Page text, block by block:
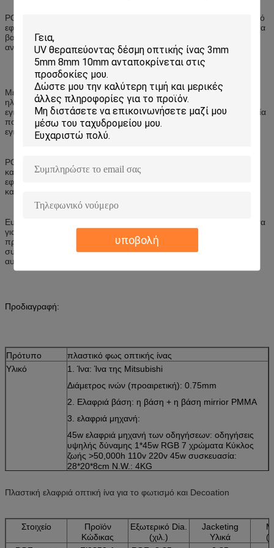
υποβολή
POF ταιριάζει ιδανικά για την επέκταση είτε από έναν επαγγελματικό
εφαρμοστή είτε ένας προσωπικός εφαρμοστής χρησιμοποιώντας τα
βασικά εργαλεία, όπως ένα ψαλίδι είτε ενός κόπτη, και τους
ανέξοδους πλαστικούς συνδετήρες.
Μέσα μιας τα οπτικά μετάδοσης, POF είναι απολύτως άνοσα στον
ηλεκτρικό θόρυβο. Παραδείγματος χάριν, οι υπάρχουσες
εγκαταστάσεις καλωδίων χαλκού δεν θα παρεμποδίσουν τα στοιχεία
που περνούν μέσω των γραμμών POF, έτσι POF μπορεί να
εγκατασταθεί οπουδήποτε δίπλα στην ηλεκτρική τηλεγράφηση.
POF και οι συνδετήρες και η οπτικοηλεκτρονική του είναι
καταναλωτικά μέρη χαμηλότερου κόστους που επιτρέπουν στους
εφαρμοστές για να σώσουν στις δαπάνες και την εγκατάσταση
καλωδίων, καθώς επίσης και το χρόνο δοκιμής και συντήρησης.
Ευρέως χρησιμοποιημένο σε πάνω από 20 εκατομμύριο αυτοκίνητα
για τα δίκτυα infotainment, POF είναι μέρος των αυτοκίνητων
προτύπων, προσανατολισμένη προς το MEDIA μεταφορά
συστημάτων για μετάδοση μεγάλων στοιχείων στα δίκτυα
αυτοκινήτων.
Προδιαγραφή:
Πρότυπο
πλαστικό φως οπτικής ίνας
Υλικό
1. Ίνα: Ίνα της Mitsubishi
Διάμετρος ινών (προαιρετική): 0.75mm
2. Ελαφριά βάση: η βάση + η βάση mirrior PMMA
3. ελαφριά μηχανή:
45w ελαφριά μηχανή των οδηγήσεων: οδηγήσεις
υψηλής δύναμης 1*45w RGB 7 χρώματα Κύκλος
ζωής >50,000h 110v 220v 45w συσκευασία:
28*20*8cm N.W.: 4KG
Συσκευασία
το κιβώτιο η πίεση αντιστέκεται
Από σαφή πιό courrier ή αεροπορικώς, θαλασσίως
Πλαστική ελαφριά οπτική ίνα για το φωτισμό και Decoation
Στοιχείο
Προϊόν
Κώδικας
Εξωτερικό Dia.
(χιλ.)
Jacketing
Υλικά